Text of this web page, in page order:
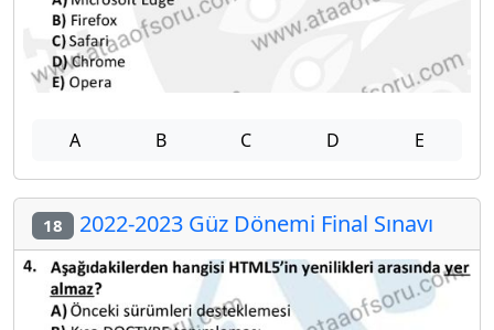
A B C D E
18 2022-2023 Güz Dönemi Final Sınavı